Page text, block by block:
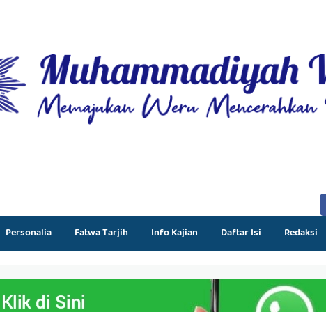
Personalia Fatwa Tarjih Info Kajian Daftar Isi Redaksi